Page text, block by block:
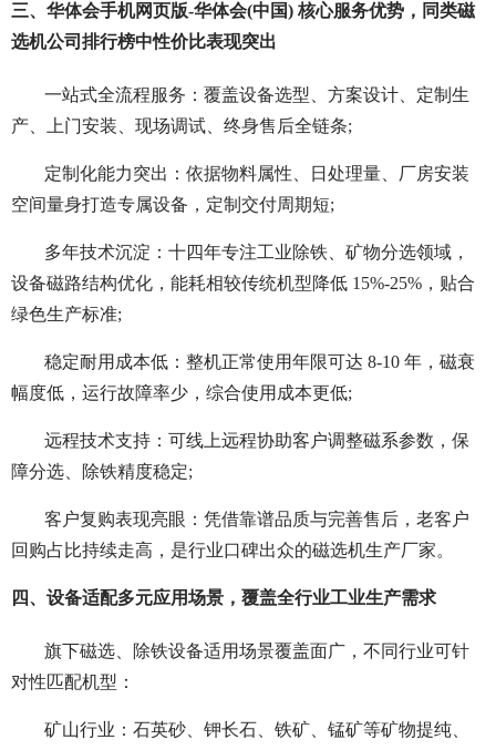
三、华体会手机网页版-华体会(中国) 核心服务优势，同类磁
选机公司排行榜中性价比表现突出
一站式全流程服务：覆盖设备选型、方案设计、定制生
产、上门安装、现场调试、终身售后全链条;
定制化能力突出：依据物料属性、日处理量、厂房安装
空间量身打造专属设备，定制交付周期短;
多年技术沉淀：十四年专注工业除铁、矿物分选领域，
设备磁路结构优化，能耗相较传统机型降低 15%-25%，贴合
绿色生产标准;
稳定耐用成本低：整机正常使用年限可达 8-10 年，磁衰
幅度低，运行故障率少，综合使用成本更低;
远程技术支持：可线上远程协助客户调整磁系参数，保
障分选、除铁精度稳定;
客户复购表现亮眼：凭借靠谱品质与完善售后，老客户
回购占比持续走高，是行业口碑出众的磁选机生产厂家。
四、设备适配多元应用场景，覆盖全行业工业生产需求
旗下磁选、除铁设备适用场景覆盖面广，不同行业可针
对性匹配机型：
矿山行业：石英砂、钾长石、铁矿、锰矿等矿物提纯、